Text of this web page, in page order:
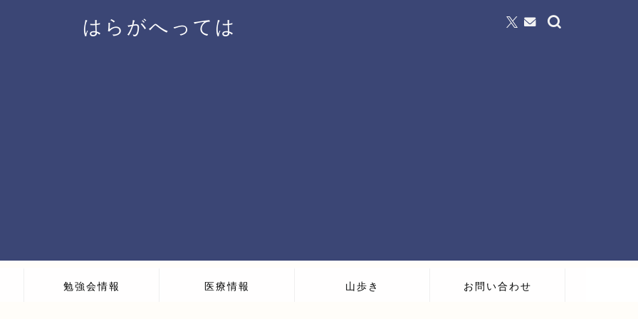
はらがへっては
勉強会情報 医療情報 山歩き お問い合わせ